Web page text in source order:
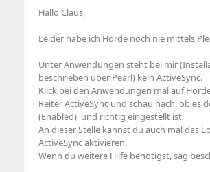
Hallo Claus,
Leider habe ich Horde noch nie mittels
Unter Anwendungen steht bei mir
beschrieben über Pearl) kein ActiveSync.
Klick bei den Anwendungen mal auf
Reiter ActiveSync und schau nach, ob es
(Enabled) und richtig eingestellt ist.
An dieser Stelle kannst du auch mal das
ActiveSync aktivieren.
Wenn du weitere Hilfe benötigst, sag